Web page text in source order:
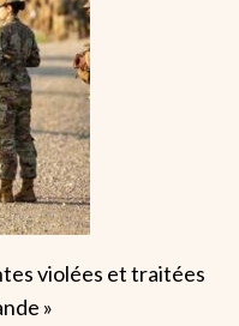
violées et traitées
»